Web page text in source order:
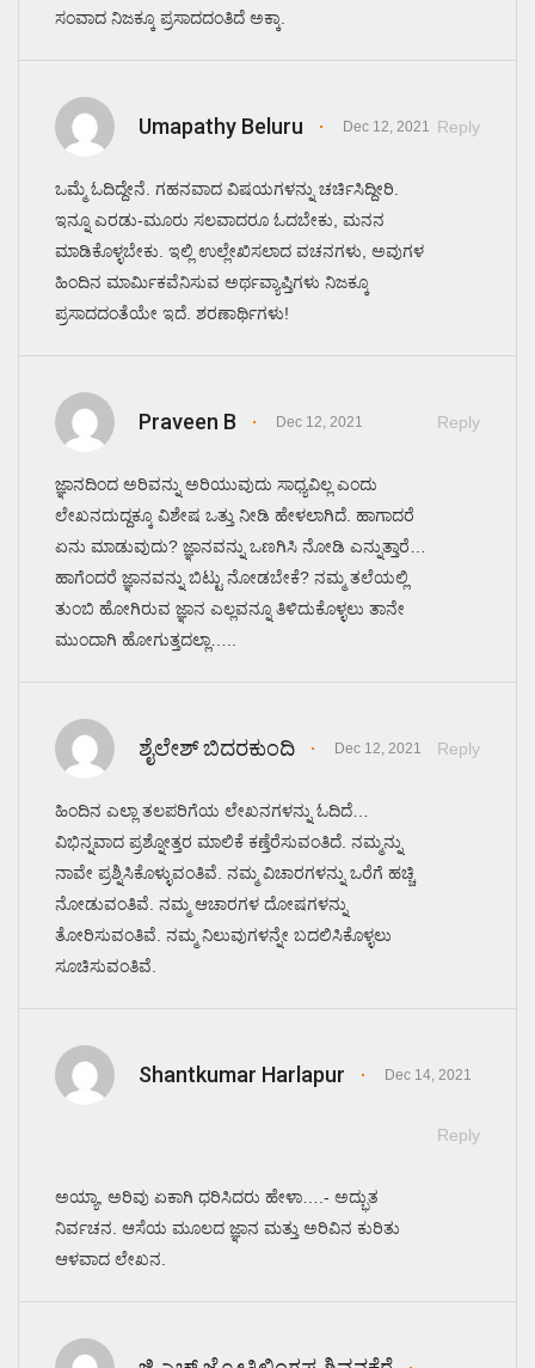
ಸಂವಾದ ನಿಜಕ್ಕೂ ಪ್ರಸಾದದಂತಿದೆ ಅಕ್ಕಾ.
Umapathy Beluru Dec 12, 2021 Reply
ಒಮ್ಮೆ ಓದಿದ್ದೇನೆ. ಗಹನವಾದ ವಿಷಯಗಳನ್ನು ಚರ್ಚಿಸಿದ್ದೀರಿ.
ಇನ್ನೂ ಎರಡು-ಮೂರು ಸಲವಾದರೂ ಓದಬೇಕು, ಮನನ
ಮಾಡಿಕೊಳ್ಳಬೇಕು. ಇಲ್ಲಿ ಉಲ್ಲೇಖಿಸಲಾದ ವಚನಗಳು, ಅವುಗಳ
ಹಿಂದಿನ ಮಾರ್ಮಿಕವೆನಿಸುವ ಅರ್ಥವ್ಯಾಪ್ತಿಗಳು ನಿಜಕ್ಕೂ
ಪ್ರಸಾದದಂತೆಯೇ ಇದೆ. ಶರಣಾರ್ಥಿಗಳು!
Praveen B Dec 12, 2021 Reply
ಜ್ಞಾನದಿಂದ ಅರಿವನ್ನು ಅರಿಯುವುದು ಸಾಧ್ಯವಿಲ್ಲ ಎಂದು
ಲೇಖನದುದ್ದಕ್ಕೂ ವಿಶೇಷ ಒತ್ತು ನೀಡಿ ಹೇಳಲಾಗಿದೆ. ಹಾಗಾದರೆ
ಏನು ಮಾಡುವುದು? ಜ್ಞಾನವನ್ನು ಒಣಗಿಸಿ ನೋಡಿ ಎನ್ನುತ್ತಾರೆ…
ಹಾಗೆಂದರೆ ಜ್ಞಾನವನ್ನು ಬಿಟ್ಟು ನೋಡಬೇಕೆ? ನಮ್ಮ ತಲೆಯಲ್ಲಿ
ತುಂಬಿ ಹೋಗಿರುವ ಜ್ಞಾನ ಎಲ್ಲವನ್ನೂ ತಿಳಿದುಕೊಳ್ಳಲು ತಾನೇ
ಮುಂದಾಗಿ ಹೋಗುತ್ತದಲ್ಲಾ…..
ಶೈಲೇಶ್ ಬಿದರಕುಂದಿ Dec 12, 2021 Reply
ಹಿಂದಿನ ಎಲ್ಲಾ ತಲಪರಿಗೆಯ ಲೇಖನಗಳನ್ನು ಓದಿದೆ…
ವಿಭಿನ್ನವಾದ ಪ್ರಶ್ನೋತ್ತರ ಮಾಲಿಕೆ ಕಣ್ತೆರೆಸುವಂತಿದೆ. ನಮ್ಮನ್ನು
ನಾವೇ ಪ್ರಶ್ನಿಸಿಕೊಳ್ಳುವಂತಿವೆ. ನಮ್ಮ ವಿಚಾರಗಳನ್ನು ಒರೆಗೆ ಹಚ್ಚಿ
ನೋಡುವಂತಿವೆ. ನಮ್ಮ ಆಚಾರಗಳ ದೋಷಗಳನ್ನು
ತೋರಿಸುವಂತಿವೆ. ನಮ್ಮ ನಿಲುವುಗಳನ್ನೇ ಬದಲಿಸಿಕೊಳ್ಳಲು
ಸೂಚಿಸುವಂತಿವೆ.
Shantkumar Harlapur Dec 14, 2021
Reply
ಅಯ್ಯಾ, ಅರಿವು ಏಕಾಗಿ ಧರಿಸಿದರು ಹೇಳಾ….- ಅದ್ಭುತ
ನಿರ್ವಚನ. ಆಸೆಯ ಮೂಲದ ಜ್ಞಾನ ಮತ್ತು ಅರಿವಿನ ಕುರಿತು
ಆಳವಾದ ಲೇಖನ.